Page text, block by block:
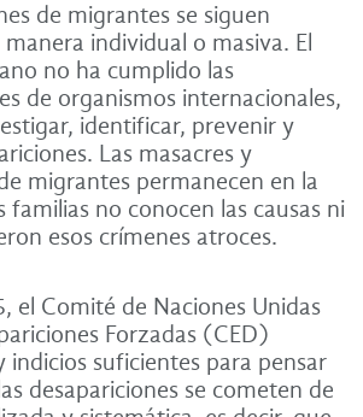
de migrantes se siguen
individual o masiva. El
no ha cumplido las
de organismos internacionales,
identificar, prevenir y
Las masacres y
migrantes permanecen en la
familias no conocen las causas ni
esos crímenes atroces.
el Comité de Naciones Unidas
Forzadas (CED)
indicios suficientes para pensar
desapariciones se cometen de